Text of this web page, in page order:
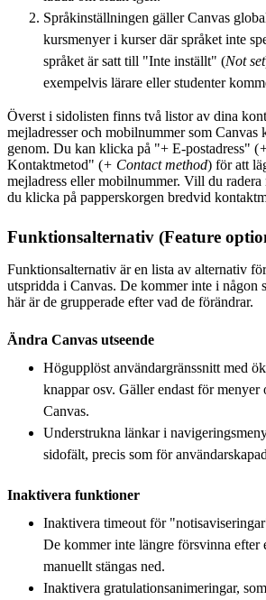
Språkinställningen gäller Canvas
kursmenyer i kurser där språket inte
språket är satt till "Inte inställt" (Not set
exempelvis lärare eller studenter
Överst i sidolisten finns två listor av dina
mejladresser och mobilnummer som Canvas
genom. Du kan klicka på "+ E-postadress" (
Kontaktmetod" (+ Contact method) för att
mejladress eller mobilnummer. Vill du
du klicka på papperskorgen bredvid
Funktionsalternativ (Feature
Funktionsalternativ är en lista av alternativ
utspridda i Canvas. De kommer inte i någon
här är de grupperade efter vad de förändrar.
Ändra Canvas utseende
Högupplöst användargränssnitt med
knappar osv. Gäller endast för menyer
Canvas.
Understrukna länkar i
sidofält, precis som för
Inaktivera funktioner
Inaktivera timeout för
De kommer inte längre försvinna efter
manuellt stängas ned.
Inaktivera gratulationsanimeringar,